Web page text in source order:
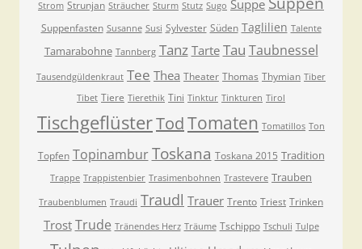
Strom Strunjan Sträucher Sturm Stutz Sugo Suppe
Suppenfasten Susanne Susi Sylvester Süden Taglilien Talente
Tamarabohne Tannberg Tanz Tarte Tau Taubnessel
Tausendgüldenkraut Tee Thea Theater Thomas Thymian Tiber
Tibet Tiere Tierethik Tini Tinktur Tinkturen Tirol
TischgeflüsterTodTomaten Tomatillos Ton
Topfen Topinambur Toskana Toskana 2015 Tradition
Trappe Trappistenbier Trasimenbohnen Trastevere Trauben
Traubenblumen Traudi Traudl Trauer Trento Triest Trinken
Trost Trude Tränendes Herz Träume Tschippo Tschuli Tulpe